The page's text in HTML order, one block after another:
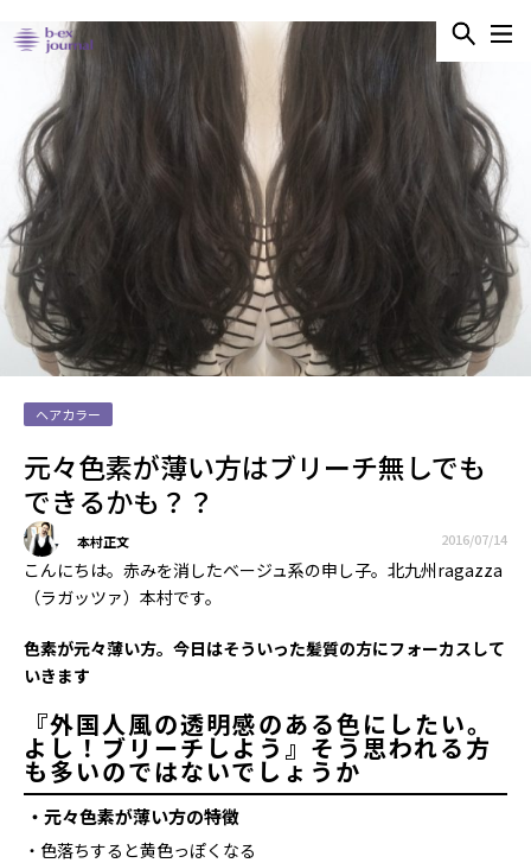
ヘアカラー
元々色素が薄い方はブリーチ無しでも
できるかも？？
本村正文 2016/07/14
こんにちは。赤みを消したベージュ系の申し子。北九州ragazza
（ラガッツァ）本村です。
色素が元々薄い方。今日はそういった髪質の方にフォーカスして
いきます
『外国人風の透明感のある色にしたい。
よし！ブリーチしよう』そう思われる方
も多いのではないでしょうか
元々色素が薄い方の特徴
・色落ちすると黄色っぽくなる